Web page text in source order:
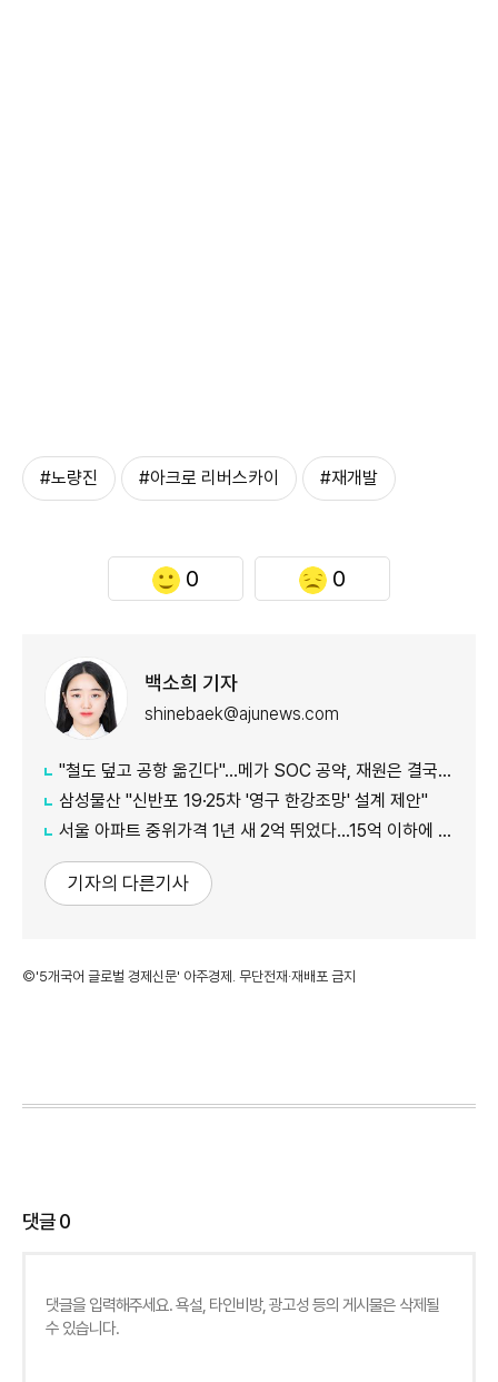
#노량진 #아크로 리버스카이 #재개발
0 0
백소희 기자
shinebaek@ajunews.com
"철도 덮고 공항 옮긴다"…메가 SOC 공약, 재원은 결국 '땅'
삼성물산 "신반포 19·25차 '영구 한강조망' 설계 제안"
서울 아파트 중위가격 1년 새 2억 뛰었다…15억 이하에 실수요 몰려
기자의 다른기사
©'5개국어 글로벌 경제신문' 아주경제. 무단전재·재배포 금지
댓글0